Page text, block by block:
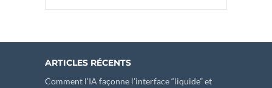
ARTICLES RÉCENTS
Comment l’IA façonne l’interface “liquide” et